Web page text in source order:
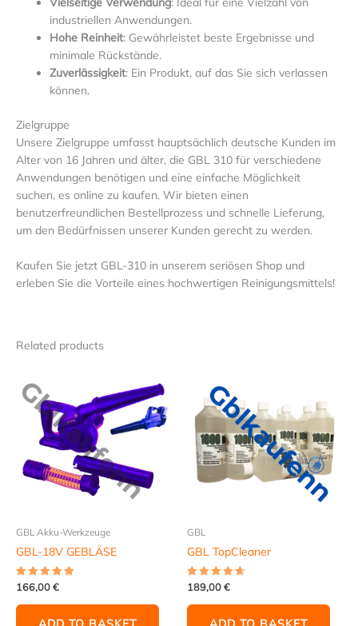
industriellen Anwendungen.
Hohe Reinheit: Gewährleistet beste Ergebnisse und
minimale Rückstände.
Zuverlässigkeit: Ein Produkt, auf das Sie sich verlassen
können.
Zielgruppe
Unsere Zielgruppe umfasst hauptsächlich deutsche Kunden im
Alter von 16 Jahren und älter, die GBL 310 für verschiedene
Anwendungen benötigen und eine einfache Möglichkeit
suchen, es online zu kaufen. Wir bieten einen
benutzerfreundlichen Bestellprozess und schnelle Lieferung,
um den Bedürfnissen unserer Kunden gerecht zu werden.
Kaufen Sie jetzt GBL-310 in unserem seriösen Shop und
erleben Sie die Vorteile eines hochwertigen Reinigungsmittels!
Related products
GBL Akku-Werkzeuge
GBL-18V GEBLÄSE
Rated
4.80
out of 5
166,00€
GBL
GBL TopCleaner
Rated
4.60
out of 5
189,00€